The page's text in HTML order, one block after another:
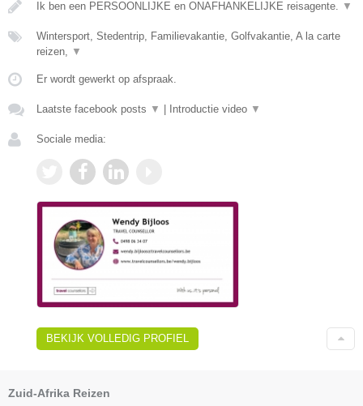
Ik ben een PERSOONLIJKE en ONAFHANKELIJKE reisagente. ▼
Wintersport, Stedentrip, Familievakantie, Golfvakantie, A la carte
reizen,
▼
Er wordt gewerkt op afspraak.
Laatste facebook posts ▼ Introductie video ▼
Sociale media:
BEKIJK VOLLEDIG PROFIEL
Zuid-Afrika Reizen